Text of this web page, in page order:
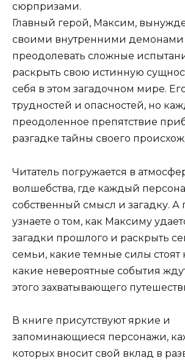
сюрпризами.
Главный герой, Максим,
своими внутренними демонами
преодолевать сложные
раскрыть свою истинную
себя в этом загадочном мире.
трудностей и опасностей, но
преодоленное препятствие
разгадке тайны своего
Читатель погружается в
волшебства, где каждый
собственный смысл и загадку. А
узнаете о том, как Максиму
загадки прошлого и раскрыть
семьи, какие темные силы стоят
какие невероятные события
этого захватывающего
В книге присутствуют яркие и
запоминающиеся персонажи,
которых вносит свой вклад в